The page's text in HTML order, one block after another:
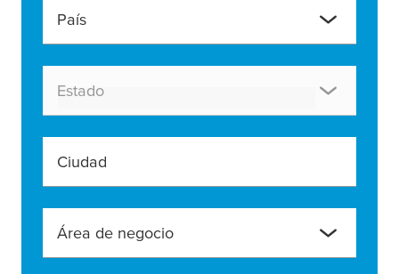
País
Estado
Ciudad
Área de negocio